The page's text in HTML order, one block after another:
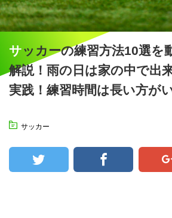
サッカーの練習方法10選を動画付きで徹底
解説！雨の日は家の中で出
実践！練習時間は長い方が
サッカー